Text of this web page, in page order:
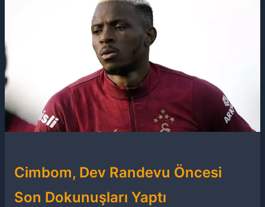
Cimbom, Dev Randevu Öncesi
Son Dokunuşları Yaptı